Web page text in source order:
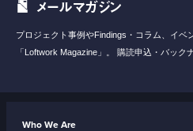
メールマガジン
プロジェクト事例やFindings・コラム、イベ
「Loftwork Magazine」。
購読申込・バック
Who We Are